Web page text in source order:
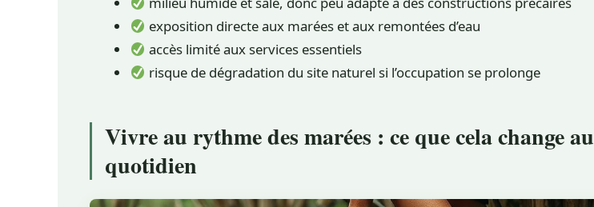
exposition directe aux marées et aux remontées d’eau
accès limité aux services essentiels
risque de dégradation du site naturel si l’occupation se prolonge
Vivre au rythme des marées : ce que cela change au
quotidien